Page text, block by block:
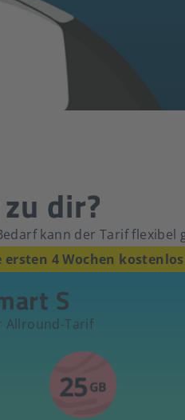
dir?
kann der Tarif flexibel
ersten 4 Wochen kostenlos
S
Allround-Tarif